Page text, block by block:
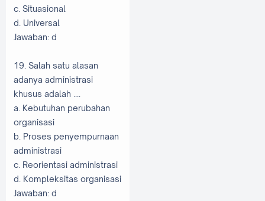
c. Situasional
d. Universal
Jawaban: d
19. Salah satu alasan
adanya administrasi
khusus adalah ....
a. Kebutuhan perubahan
organisasi
b. Proses penyempurnaan
administrasi
c. Reorientasi administrasi
d. Kompleksitas organisasi
Jawaban: d